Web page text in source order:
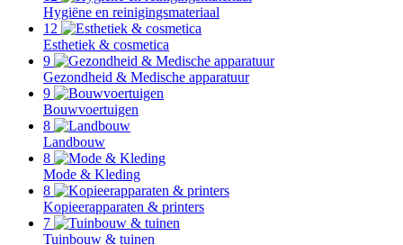
Hygiëne en reinigingsmateriaal
12
Esthetiek & cosmetica
9
Gezondheid & Medische apparatuur
9
Bouwvoertuigen
8
Landbouw
8
Mode & Kleding
8
Kopieerapparaten & printers
7
Tuinbouw & tuinen